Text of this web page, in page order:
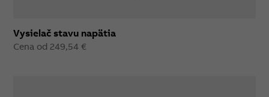
Vysielač stavu napätia
Cena od 249,54 €